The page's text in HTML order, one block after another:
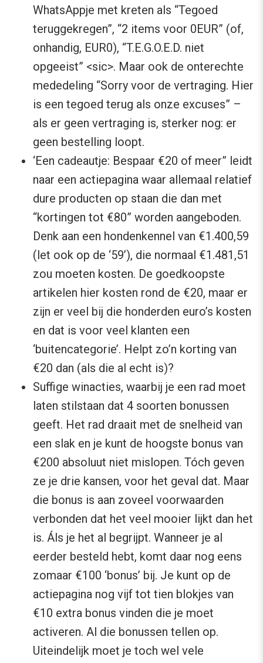
WhatsAppje met kreten als “Tegoed
teruggekregen”, “2 items voor 0EUR” (of,
onhandig, EUR0), “T.E.G.O.E.D. niet
opgeeist” <sic>. Maar ook de onterechte
mededeling “Sorry voor de vertraging. Hier
is een tegoed terug als onze excuses” –
als er geen vertraging is, sterker nog: er
geen bestelling loopt.
‘Een cadeautje: Bespaar €20 of meer” leidt
naar een actiepagina waar allemaal relatief
dure producten op staan die dan met
“kortingen tot €80” worden aangeboden.
Denk aan een hondenkennel van €1.400,59
(let ook op de ‘59’), die normaal €1.481,51
zou moeten kosten. De goedkoopste
artikelen hier kosten rond de €20, maar er
zijn er veel bij die honderden euro’s kosten
en dat is voor veel klanten een
‘buitencategorie’. Helpt zo’n korting van
€20 dan (als die al echt is)?
Suffige winacties, waarbij je een rad moet
laten stilstaan dat 4 soorten bonussen
geeft. Het rad draait met de snelheid van
een slak en je kunt de hoogste bonus van
€200 absoluut niet mislopen. Tóch geven
ze je drie kansen, voor het geval dat. Maar
die bonus is aan zoveel voorwaarden
verbonden dat het veel mooier lijkt dan het
is. Áls je het al begrijpt. Wanneer je al
eerder besteld hebt, komt daar nog eens
zomaar €100 ‘bonus’ bij. Je kunt op de
actiepagina nog vijf tot tien blokjes van
€10 extra bonus vinden die je moet
activeren. Al die bonussen tellen op.
Uiteindelijk moet je toch wel vele